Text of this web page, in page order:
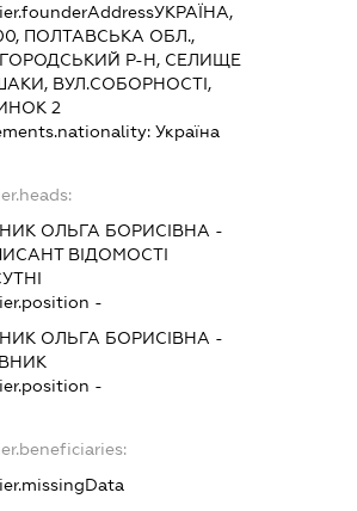
УКРАЇНА,
ПОЛТАВСЬКА ОБЛ.,
Р-Н, СЕЛИЩЕ
ВУЛ.СОБОРНОСТІ,
2
Україна
ОЛЬГА БОРИСІВНА -
ВІДОМОСТІ
-
ОЛЬГА БОРИСІВНА -
-